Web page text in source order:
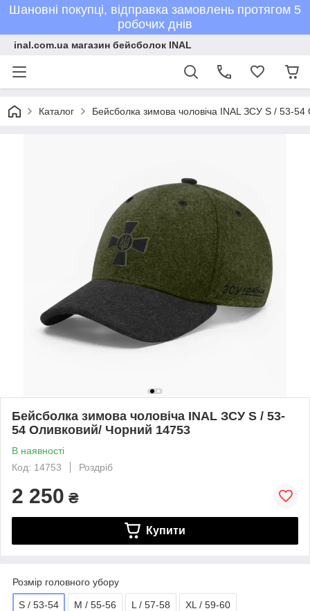
Шановні покупці, відправка замовлень протягом 5
робочих днів
inal.com.ua магазин бейсболок INAL
Каталог Бейсболка зимова чоловіча INAL ЗСУ S / 53-
Бейсболка зимова чоловіча INAL ЗСУ S / 53-
54 Оливковий/ Чорний 14753
В наявності
Код: 14753
Роздріб
2 250 ₴
Купити
Розмір головного убору
S / 53-54 M / 55-56 L / 57-58 XL / 59-60